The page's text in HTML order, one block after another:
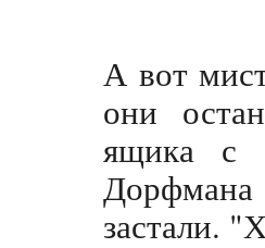
А вот
они
ящика с
застали.